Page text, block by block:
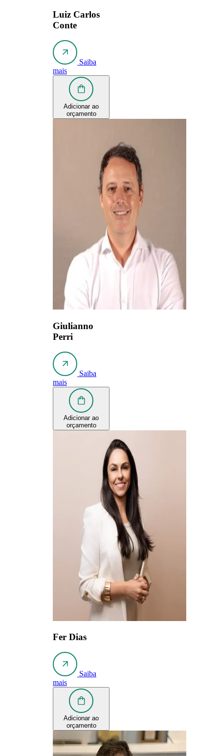
Luiz Carlos
Conte
Saiba
mais
Adicionar ao
orçamento
Giulianno
Perri
Saiba
mais
Adicionar ao
orçamento
Fer Dias
Saiba
mais
Adicionar ao
orçamento